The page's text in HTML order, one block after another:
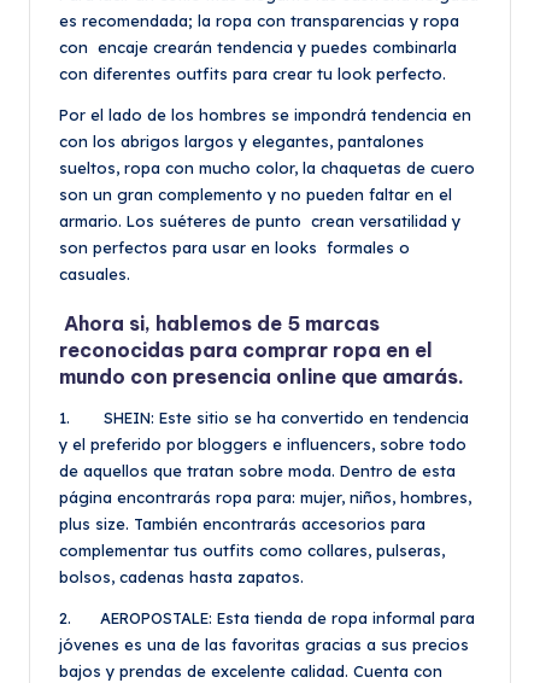
es recomendada; la ropa con transparencias y ropa
con encaje crearán tendencia y puedes combinarla
con diferentes outfits para crear tu look perfecto.
Por el lado de los hombres se impondrá tendencia en
con los abrigos largos y elegantes, pantalones
sueltos, ropa con mucho color, la chaquetas de cuero
son un gran complemento y no pueden faltar en el
armario. Los suéteres de punto crean versatilidad y
son perfectos para usar en looks formales o
casuales.
Ahora si, hablemos de 5 marcas
reconocidas para comprar ropa en el
mundo con presencia online que amarás.
1. SHEIN: Este sitio se ha convertido en tendencia
y el preferido por bloggers e influencers, sobre todo
de aquellos que tratan sobre moda. Dentro de esta
página encontrarás ropa para: mujer, niños, hombres,
plus size. También encontrarás accesorios para
complementar tus outfits como collares, pulseras,
bolsos, cadenas hasta zapatos.
2. AEROPOSTALE: Esta tienda de ropa informal para
jóvenes es una de las favoritas gracias a sus precios
bajos y prendas de excelente calidad. Cuenta con